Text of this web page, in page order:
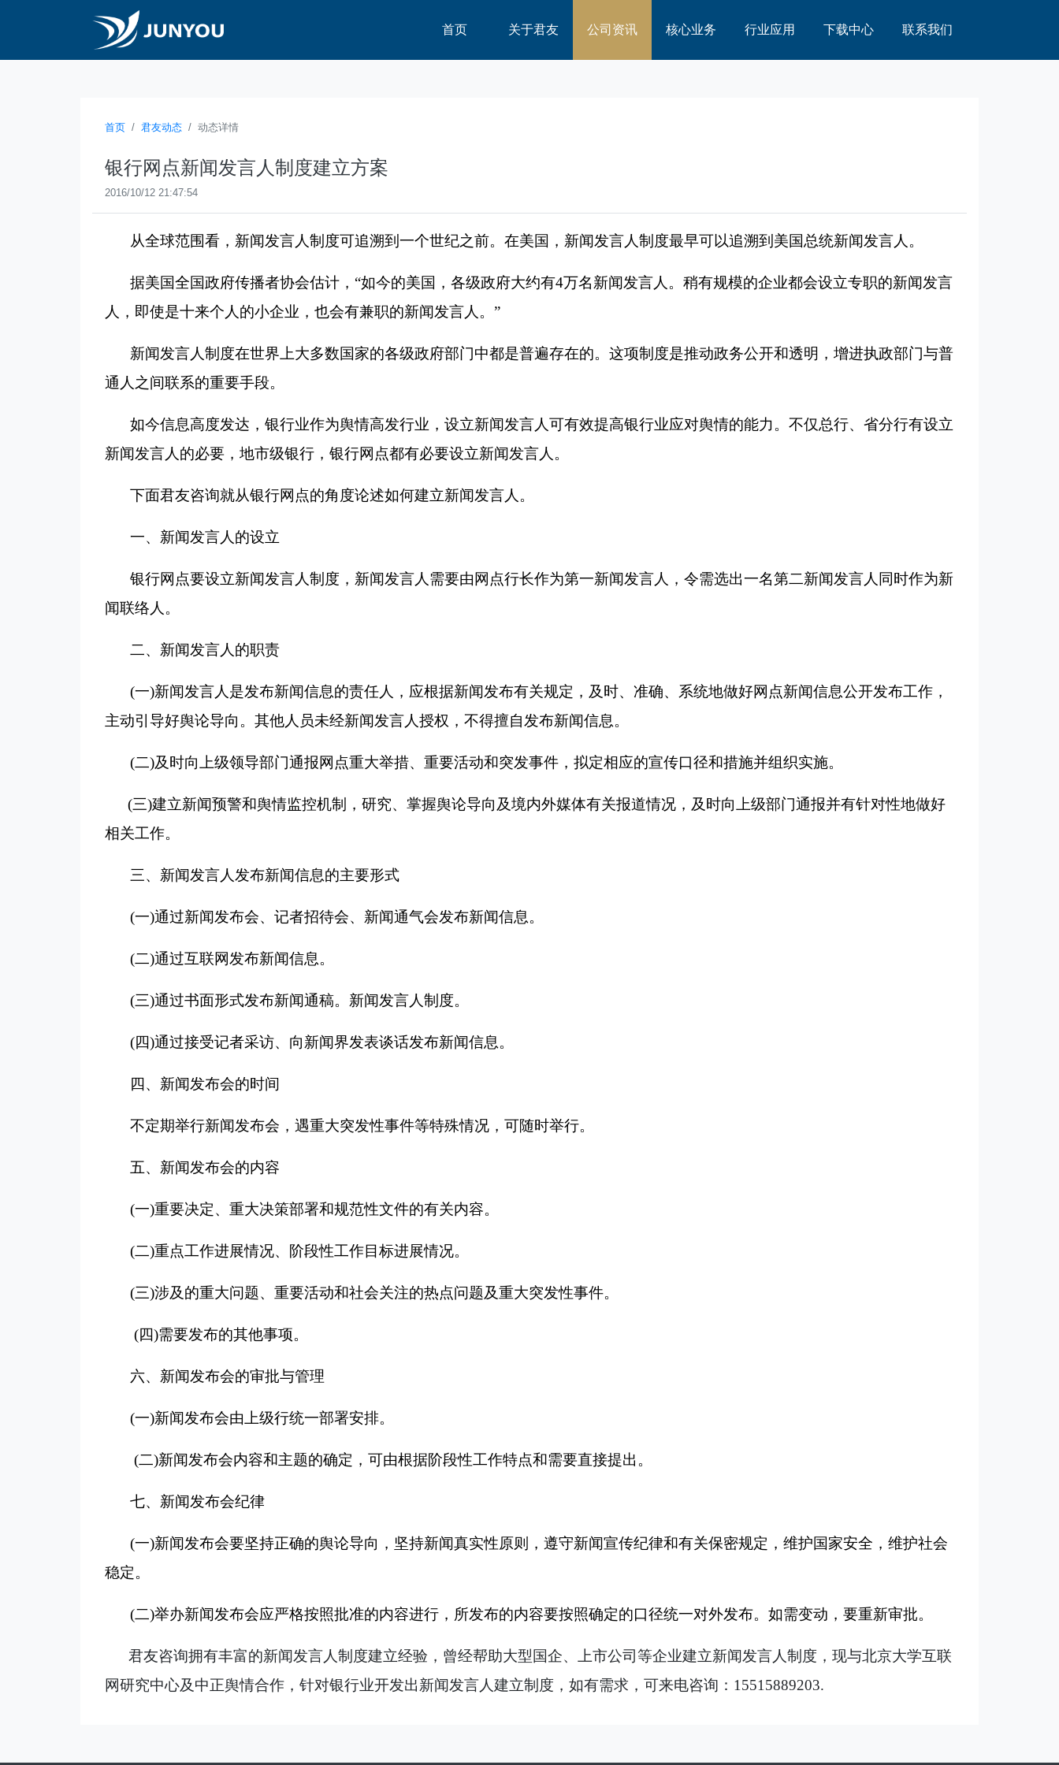
首页 关于君友 公司资讯 核心业务 行业应用 下载中心 联系我们
首页 君友动态 动态详情
银行网点新闻发言人制度建立方案
2016/10/12 21:47:54
从全球范围看，新闻发言人制度可追溯到一个世纪之前。在美国，新闻发言人制度最早可以追溯到美国总统新闻发言人。
据美国全国政府传播者协会估计， “如今的美国，各级政府大约有4万名新闻发言人。稍有规模的企业都会设立专职的新闻发言
人，即使是十来个人的小企业，也会有兼职的新闻发言人。 ”
新闻发言人制度在世界上大多数国家的各级政府部门中都是普遍存在的。这项制度是推动政务公开和透明，增进执政部门与普
通人之间联系的重要手段。
如今信息高度发达，银行业作为舆情高发行业，设立新闻发言人可有效提高银行业应对舆情的能力。不仅总行、省分行有设立
新闻发言人的必要，地市级银行，银行网点都有必要设立新闻发言人。
下面君友咨询就从银行网点的角度论述如何建立新闻发言人。
一、新闻发言人的设立
银行网点要设立新闻发言人制度，新闻发言人需要由网点行长作为第一新闻发言人，令需选出一名第二新闻发言人同时作为新
闻联络人。
二、新闻发言人的职责
(一)新闻发言人是发布新闻信息的责任人，应根据新闻发布有关规定，及时、准确、系统地做好网点新闻信息公开发布工作，
主动引导好舆论导向。其他人员未经新闻发言人授权，不得擅自发布新闻信息。
(二)及时向上级领导部门通报网点重大举措、重要活动和突发事件，拟定相应的宣传口径和措施并组织实施。
(三)建立新闻预警和舆情监控机制，研究、掌握舆论导向及境内外媒体有关报道情况，及时向上级部门通报并有针对性地做好
相关工作。
三、新闻发言人发布新闻信息的主要形式
(一)通过新闻发布会、记者招待会、新闻通气会发布新闻信息。
(二)通过互联网发布新闻信息。
(三)通过书面形式发布新闻通稿。新闻发言人制度。
(四)通过接受记者采访、向新闻界发表谈话发布新闻信息。
四、新闻发布会的时间
不定期举行新闻发布会，遇重大突发性事件等特殊情况，可随时举行。
五、新闻发布会的内容
(一)重要决定、重大决策部署和规范性文件的有关内容。
(二)重点工作进展情况、阶段性工作目标进展情况。
(三)涉及的重大问题、重要活动和社会关注的热点问题及重大突发性事件。
(四)需要发布的其他事项。
六、新闻发布会的审批与管理
(一)新闻发布会由上级行统一部署安排。
(二)新闻发布会内容和主题的确定，可由根据阶段性工作特点和需要直接提出。
七、新闻发布会纪律
(一)新闻发布会要坚持正确的舆论导向，坚持新闻真实性原则，遵守新闻宣传纪律和有关保密规定，维护国家安全，维护社会
稳定。
(二)举办新闻发布会应严格按照批准的内容进行，所发布的内容要按照确定的口径统一对外发布。如需变动，要重新审批。
君友咨询拥有丰富的新闻发言人制度建立经验，曾经帮助大型国企、上市公司等企业建立新闻发言人制度，现与北京大学互联
网研究中心及中正舆情合作，针对银行业开发出新闻发言人建立制度，如有需求，可来电咨询： 15515889203.